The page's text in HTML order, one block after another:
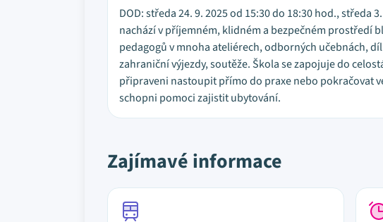
DOD: středa 24. 9. 2025 od 15:30 do 18:30 hod., středa
nachází v příjemném, klidném a bezpečném prostředí
pedagogů v mnoha ateliérech, odborných učebnách,
zahraniční výjezdy, soutěže. Škola se zapojuje do
připraveni nastoupit přímo do praxe nebo pokračovat
schopni pomoci zajistit ubytování.
Zajímavé informace